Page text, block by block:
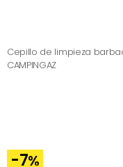
Cepillo de limpieza
CAMPINGAZ
-7%